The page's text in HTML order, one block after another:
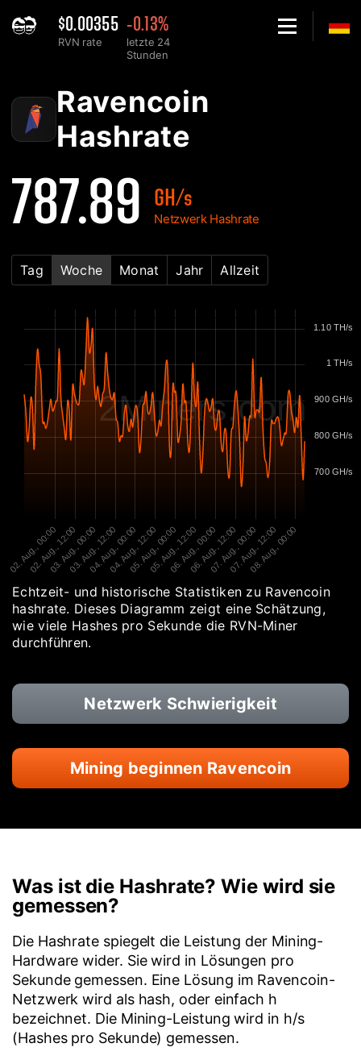
$0.00355
RVN rate
-0.13%
letzte 24
Stunden
Ravencoin
Hashrate
787.89 GH/s
Netzwerk Hashrate
Tag Woche Monat Jahr Allzeit
2Miners.com
02. Aug., 00:00
02. Aug., 12:00
03. Aug., 00:00
03. Aug., 12:00
04. Aug., 00:00
04. Aug., 12:00
05. Aug., 00:00
05. Aug., 12:00
06. Aug., 00:00
06. Aug., 12:00
07. Aug., 00:00
07. Aug., 12:00
08. Aug., 00:00
700 GH/s
800 GH/s
900 GH/s
1 TH/s
1.10 TH/s
Echtzeit- und historische Statistiken zu Ravencoin
hashrate. Dieses Diagramm zeigt eine Schätzung,
wie viele Hashes pro Sekunde die RVN-Miner
durchführen.
Netzwerk Schwierigkeit
Mining beginnen Ravencoin
Was ist die Hashrate? Wie wird sie
gemessen?
Die Hashrate spiegelt die Leistung der Mining-
Hardware wider. Sie wird in Lösungen pro
Sekunde gemessen. Eine Lösung im Ravencoin-
Netzwerk wird als hash, oder einfach h
bezeichnet. Die Mining-Leistung wird in h/s
(Hashes pro Sekunde) gemessen.